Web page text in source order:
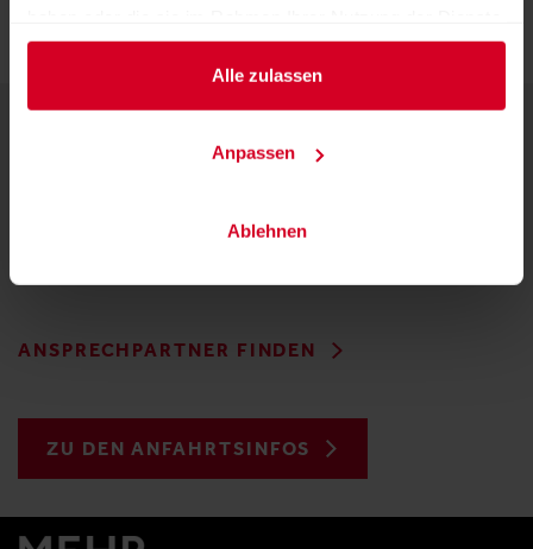
gesammelt haben.
Alle zulassen
Anpassen
Ablehnen
ANSPRECHPARTNER FINDEN
ZU DEN ANFAHRTSINFOS